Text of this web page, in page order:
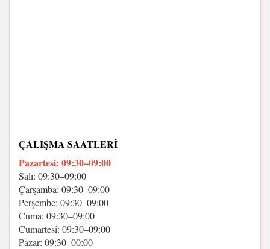
ÇALIŞMA SAATLERI
Pazartesi: 09:30–09:00
Salı: 09:30–09:00
Çarşamba: 09:30–09:00
Perşembe: 09:30–09:00
Cuma: 09:30–09:00
Cumartesi: 09:30–09:00
Pazar: 09:30–00:00